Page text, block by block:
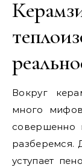
Вокруг
много
совершенно
разберемся.
уступает